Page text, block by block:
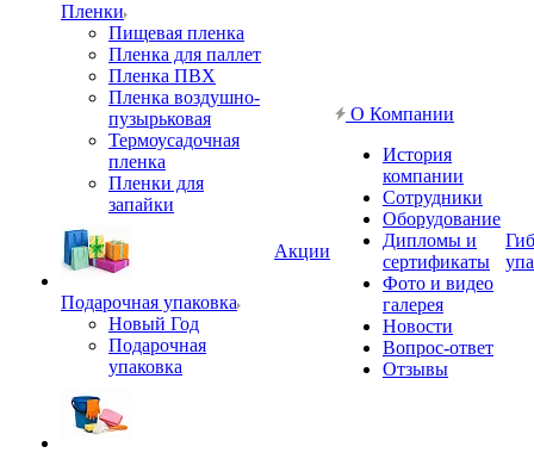
Пленки
Пищевая пленка
Пленка для паллет
Пленка ПВХ
Пленка воздушно-
пузырьковая
Термоусадочная
пленка
Пленки для
запайки
Подарочная упаковка
Новый Год
Подарочная
упаковка
Акции
О Компании
История
компании
Сотрудники
Оборудование
Дипломы и
сертификаты
Фото и видео
галерея
Новости
Вопрос-ответ
Отзывы